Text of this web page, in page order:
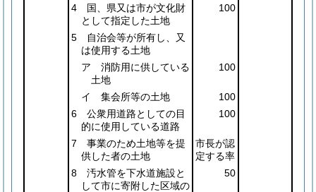
4 国、県又は市が文化財
として指定した土地
100
5 自治会等が所有し、又
は使用する土地
ア 消防用に供している
土地
100
イ 集会所等の土地
100
6 公衆用道路としての目
的に使用している道路
100
7 事業のため土地等を提
供した者の土地
市長が認
定する率
8 汚水管を下水道施設と
して市に寄附した区域の
50